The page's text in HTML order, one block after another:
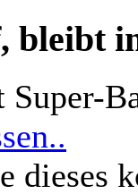
bleibt
dieses